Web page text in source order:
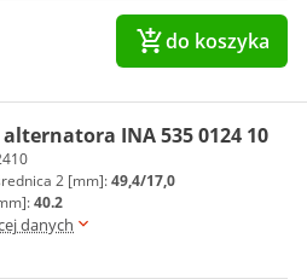
do koszyka
alternatora INA 535 0124 10
2 [mm]:49,4/17,0
40.2
danych